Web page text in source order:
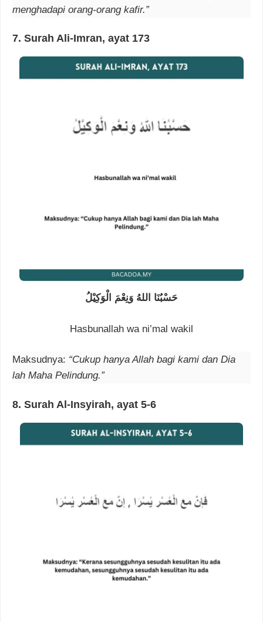
menghadapi orang-orang kafir.”
7. Surah Ali-Imran, ayat 173
حَسْبُنَا اللهُ وَنِعْمَ الْوَكِيْلُ
Hasbunallah wa ni’mal wakil
Maksudnya: “Cukup hanya Allah bagi kami dan Dia
lah Maha Pelindung.”
8. Surah Al-Insyirah, ayat 5-6